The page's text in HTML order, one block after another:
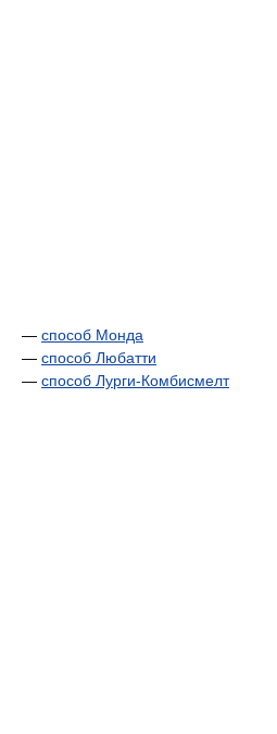
— способ Монда
— способ Любатти
— способ Лурги-Комбисмелт